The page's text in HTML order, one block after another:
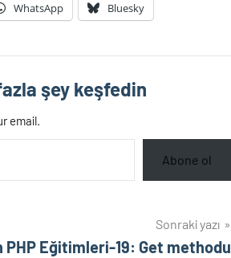
WhatsApp Bluesky
şey keşfedin
email.
Abone ol
Sonraki yazı
PHP Eğitimleri-19: Get methodu